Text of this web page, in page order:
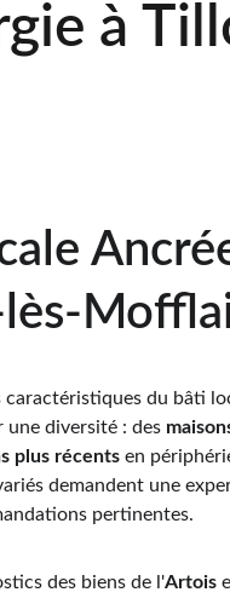
à
caractéristiques du bâti
une diversité : des
plus récents en
demandent une
pertinentes.
des biens de l'Artois